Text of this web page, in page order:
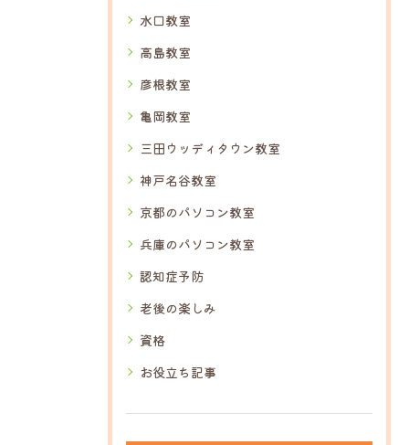
水口教室
高島教室
彦根教室
亀岡教室
三田ウッディタウン教室
神戸名谷教室
京都のパソコン教室
兵庫のパソコン教室
認知症予防
老後の楽しみ
資格
お役立ち記事